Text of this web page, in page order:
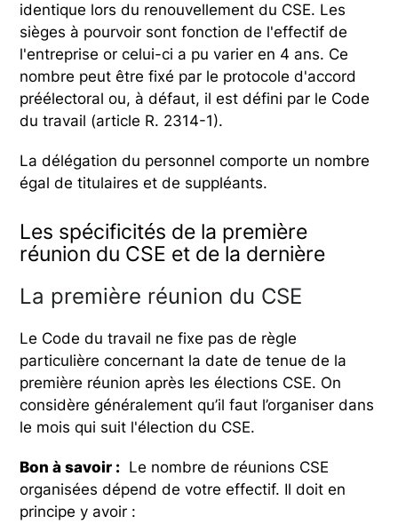
identique lors du renouvellement du CSE. Les
sièges à pourvoir sont fonction de l'effectif de
l'entreprise or celui-ci a pu varier en 4 ans. Ce
nombre peut être fixé par le protocole d'accord
préélectoral ou, à défaut, il est défini par le Code
du travail (article R. 2314-1).
La délégation du personnel comporte un nombre
égal de titulaires et de suppléants.
Les spécificités de la première
réunion du CSE et de la dernière
La première réunion du CSE
Le Code du travail ne fixe pas de règle
particulière concernant la date de tenue de la
première réunion après les élections CSE. On
considère généralement qu’il faut l’organiser dans
le mois qui suit l'élection du CSE.
Bon à savoir : Le nombre de réunions CSE
organisées dépend de votre effectif. Il doit en
principe y avoir :